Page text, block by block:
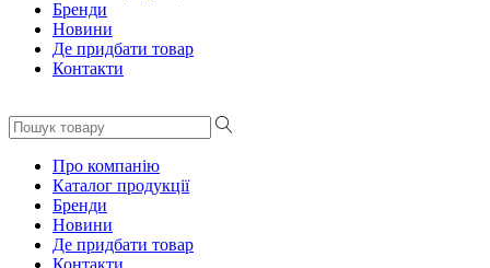
Бренди
Новини
Де придбати товар
Контакти
Про компанію
Каталог продукції
Бренди
Новини
Де придбати товар
Контакти